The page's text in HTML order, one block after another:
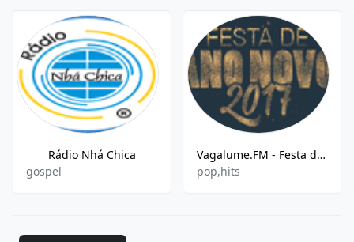
Rádio Nhá Chica
gospel
Vagalume.FM - Festa de Ano Novo 2017
pop,hits